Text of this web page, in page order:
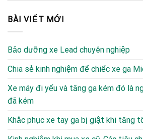
BÀI VIẾT MỚI
Bảo dưỡng xe Lead chuyên nghiệp
Chia sẻ kinh nghiệm để chiếc xe ga
Xe máy đi yếu và tăng ga kém đó là
đã kém
Khắc phục xe tay ga bị giật khi tăng